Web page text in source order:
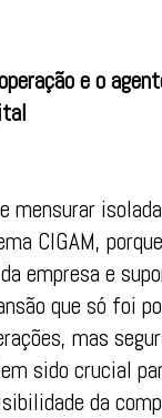
e o
mensurar
CIGAM,
empresa e
que só foi
mas
sido crucial
da